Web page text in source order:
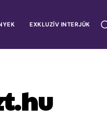
EXKLUZÍV INTERJÚK